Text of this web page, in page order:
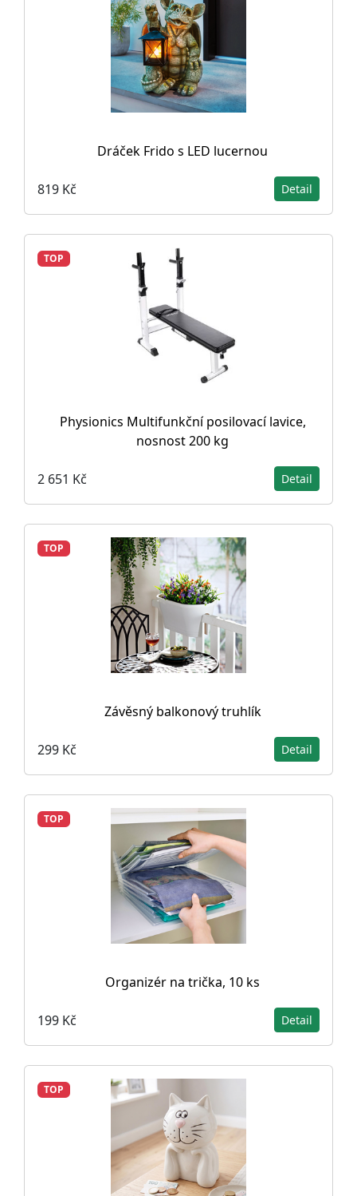
Dráček Frido s LED lucernou
819 Kč Detail
TOP
Physionics Multifunkční posilovací lavice,
nosnost 200 kg
2 651 Kč Detail
TOP
Závěsný balkonový truhlík
299 Kč Detail
TOP
Organizér na trička, 10 ks
199 Kč Detail
TOP